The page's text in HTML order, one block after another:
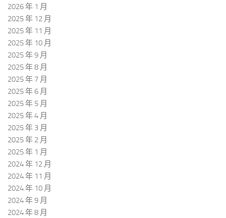
2026 年 1 月
2025 年 12 月
2025 年 11 月
2025 年 10 月
2025 年 9 月
2025 年 8 月
2025 年 7 月
2025 年 6 月
2025 年 5 月
2025 年 4 月
2025 年 3 月
2025 年 2 月
2025 年 1 月
2024 年 12 月
2024 年 11 月
2024 年 10 月
2024 年 9 月
2024 年 8 月